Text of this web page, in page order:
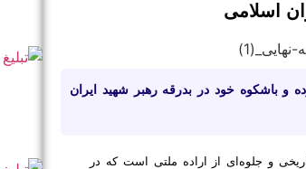
اسلامی
و باشکوه خود در بدرقه رهبر شهید ایران
و جلوه‌ای از اراده ملتی است که در